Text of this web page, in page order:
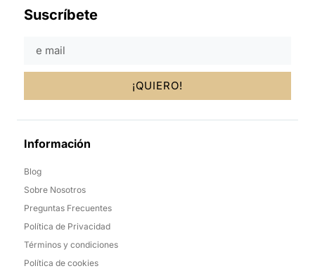
Suscríbete
¡QUIERO!
Información
Blog
Sobre Nosotros
Preguntas Frecuentes
Política de Privacidad
Términos y condiciones
Política de cookies